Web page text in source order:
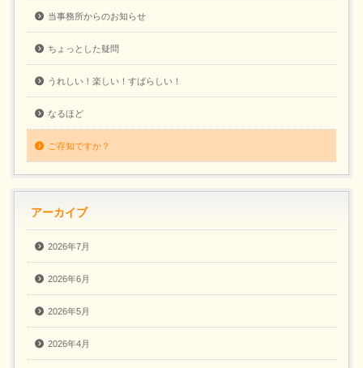
当事務所からのお知らせ
ちょっとした疑問
うれしい！楽しい！すばらしい！
なるほど
ご存知ですか？
アーカイブ
2026年7月
2026年6月
2026年5月
2026年4月